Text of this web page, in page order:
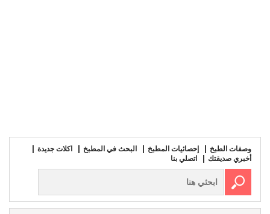
وصفات الطبخ إحصائيات المطبخ البحث في المطبخ
اكلات جديدة
أخبري صديقتك
اتصلي بنا